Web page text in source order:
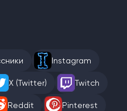
Instagram
X (Twitter) Twitch
Reddit Pinterest